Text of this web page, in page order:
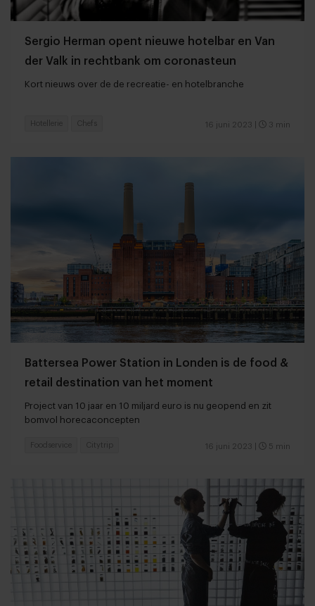
Sergio Herman opent nieuwe hotelbar en Van
der Valk in rechtbank om coronasteun
Kort nieuws over de de recreatie- en hotelbranche
16 juni 2023 3 min
Hotellerie Chefs
Battersea Power Station in Londen is de food &
retail destination van het moment
Project van 10 jaar en 10 miljard euro is nu geopend en zit
bomvol horecaconcepten
16 juni 2023 5 min
Foodservice Citytrip